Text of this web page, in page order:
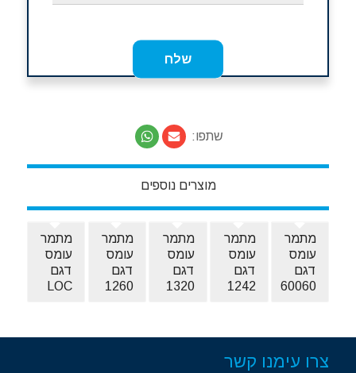
שתפו:
מוצרים נוספים
מתמר
עומס
דגם
60060
מתמר
עומס
דגם
1242
מתמר
עומס
דגם
1320
מתמר
עומס
דגם
1260
מתמר
עומס
דגם
LOC
צרו עימנו קשר